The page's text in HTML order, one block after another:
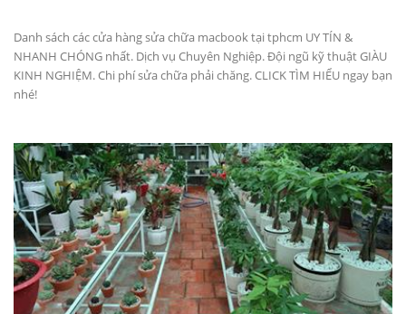
Danh sách các cửa hàng sửa chữa macbook tại tphcm UY TÍN &
NHANH CHÓNG nhất. Dịch vụ Chuyên Nghiệp. Đội ngũ kỹ thuật GIÀU
KINH NGHIỆM. Chi phí sửa chữa phải chăng. CLICK TÌM HIỂU ngay bạn
nhé!